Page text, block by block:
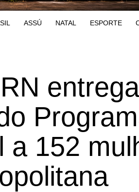
ASSÚ NATAL ESPORTE
entrega
a 152